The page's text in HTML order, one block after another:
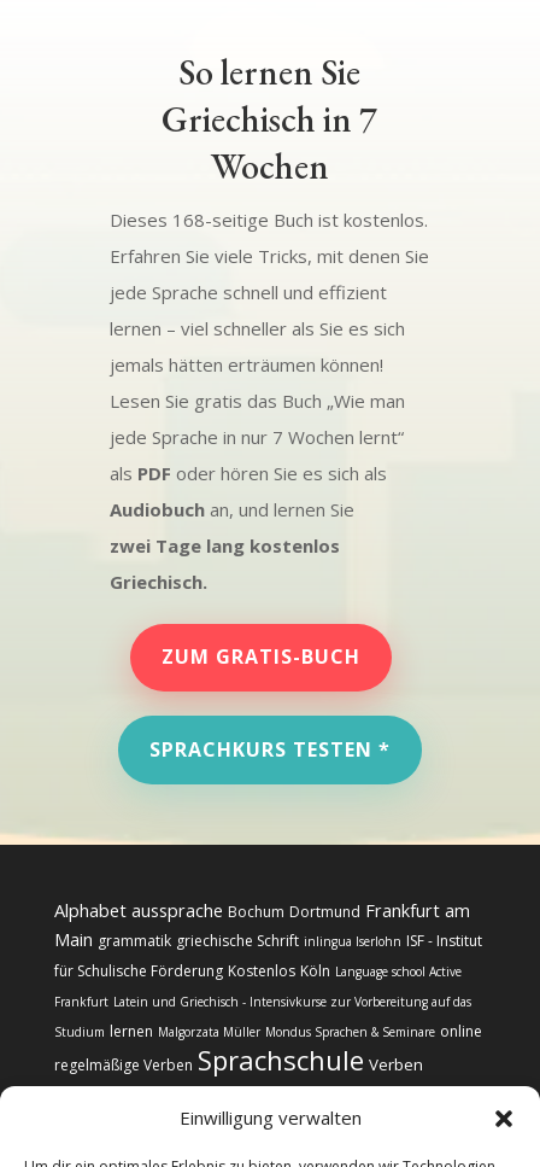
Einwilligung verwalten
So lernen Sie
Griechisch in 7
Wochen
Dieses 168-seitige Buch ist kostenlos.
Erfahren Sie viele Tricks, mit denen Sie
jede Sprache schnell und effizient
lernen – viel schneller als Sie es sich
jemals hätten erträumen können!
Lesen Sie gratis das Buch „Wie man
jede Sprache in nur 7 Wochen lernt“
als PDF oder hören Sie es sich als
Audiobuchan, und lernen Sie
zwei Tage lang kostenlos
Griechisch.
ZUM GRATIS-BUCH
SPRACHKURS TESTEN *
Alphabet aussprache Bochum Dortmund Frankfurt am
Main grammatik griechische Schrift inlingua Iserlohn ISF - Institut
für Schulische Förderung Kostenlos Köln Language school Active
Frankfurt Latein und Griechisch - Intensivkurse zur Vorbereitung auf das
Studium lernen Malgorzata Müller Mondus Sprachen & Seminare online
regelmäßige Verben Sprachschule Verben